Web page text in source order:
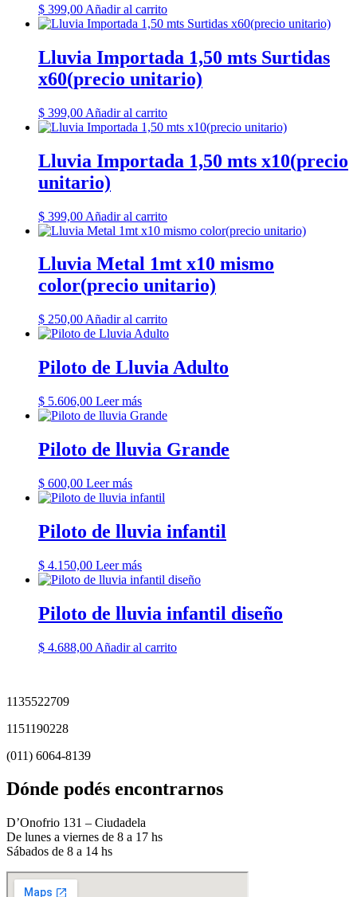
$ 399,00 Añadir al carrito
Lluvia Importada 1,50 mts Surtidas
x60(precio unitario)
$ 399,00 Añadir al carrito
Lluvia Importada 1,50 mts x10(precio
unitario)
$ 399,00 Añadir al carrito
Lluvia Metal 1mt x10 mismo
color(precio unitario)
$ 250,00 Añadir al carrito
Piloto de Lluvia Adulto
$ 5.606,00 Leer más
Piloto de lluvia Grande
$ 600,00 Leer más
Piloto de lluvia infantil
$ 4.150,00 Leer más
Piloto de lluvia infantil diseño
$ 4.688,00 Añadir al carrito
1135522709
1151190228
(011) 6064-8139
Dónde podés encontrarnos
D’Onofrio 131 – Ciudadela
De lunes a viernes de 8 a 17 hs
Sábados de 8 a 14 hs